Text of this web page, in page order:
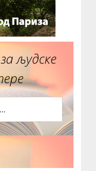
људске